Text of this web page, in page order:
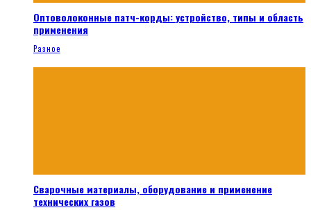
Оптоволоконные патч-корды: устройство, типы и область
применения
Разное
Сварочные материалы, оборудование и применение
технических газов